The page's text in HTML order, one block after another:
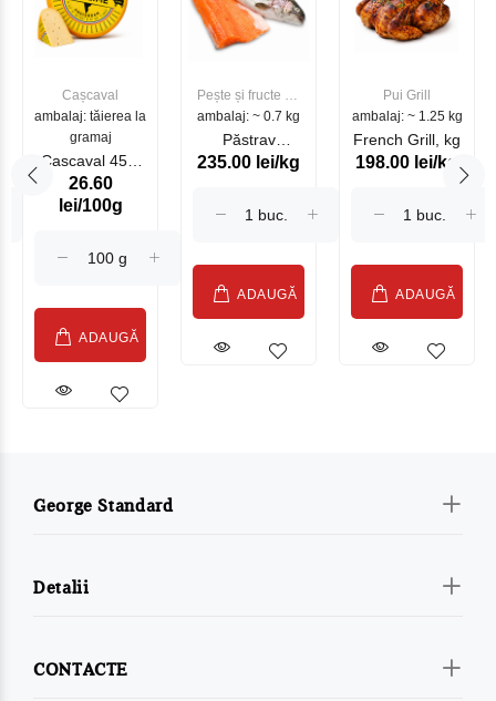
Cașcaval
ambalaj: tăierea la
gramaj
Cascaval 45%
Maasdam
Sublime Cow
26.60
lei/100g
ADAUGĂ
Pește și fructe de
mare
ambalaj: ~ 0.7 kg
Păstrav
Somonat
235.00 lei/kg
ADAUGĂ
Pui Grill
ambalaj: ~ 1.25 kg
French Grill, kg
198.00 lei/kg
ADAUGĂ
George Standard
Detalii
CONTACTE